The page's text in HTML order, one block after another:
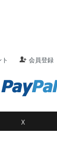
会員登録
X